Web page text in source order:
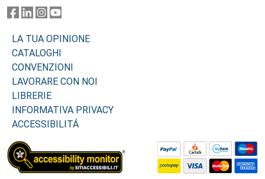
LA TUA OPINIONE
CATALOGHI
CONVENZIONI
LAVORARE CON NOI
LIBRERIE
INFORMATIVA PRIVACY
ACCESSIBILITÁ